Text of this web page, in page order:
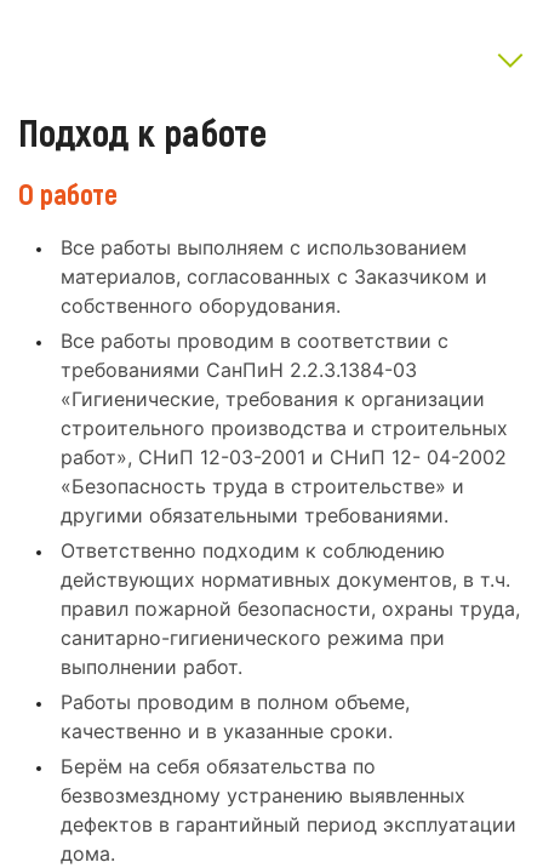
Подход к работе
О работе
Все работы выполняем с использованием
материалов, согласованных с Заказчиком и
собственного оборудования.
Все работы проводим в соответствии с
требованиями СанПиН 2.2.3.1384-03
«Гигиенические, требования к организации
строительного производства и строительных
работ», СНиП 12-03-2001 и СНиП 12- 04-2002
«Безопасность труда в строительстве» и
другими обязательными требованиями.
Ответственно подходим к соблюдению
действующих нормативных документов, в т.ч.
правил пожарной безопасности, охраны труда,
санитарно-гигиенического режима при
выполнении работ.
Работы проводим в полном объеме,
качественно и в указанные сроки.
Берём на себя обязательства по
безвозмездному устранению выявленных
дефектов в гарантийный период эксплуатации
дома.